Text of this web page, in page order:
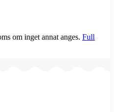
om inget annat anges. Full